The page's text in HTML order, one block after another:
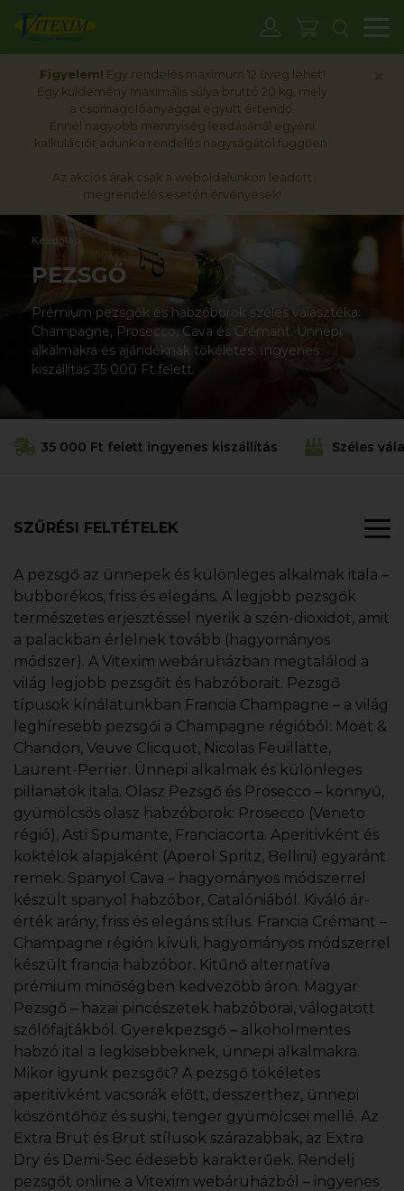
Figyelem! Egy rendelés maximum 12 üveg lehet!
Egy küldemény maximális súlya bruttó 20 kg, mely
a csomagolóanyaggal együtt értendő.
Ennél nagyobb mennyiség leadásánál egyéni
kalkulációt adunk a rendelés nagyságától függően.
Az akciós árak csak a weboldalunkon leadott
megrendelés esetén érvényesek!
Kezdőlap
PEZSGŐ
Prémium pezsgők és habzóborok széles választéka:
Champagne, Prosecco, Cava és Crémant. Ünnepi
alkalmakra és ajándéknak tökéletes. Ingyenes
kiszállítás 35 000 Ft felett.
35 000 Ft felett ingyenes kiszállítás Széles
SZŰRÉSI FELTÉTELEK
A pezsgő az ünnepek és különleges alkalmak itala –
bubborékos, friss és elegáns. A legjobb pezsgők
természetes erjesztéssel nyerik a szén-dioxidot, amit
a palackban érlelnek tovább (hagyományos
módszer). A Vitexim webáruházban megtalálod a
világ legjobb pezsgőit és habzóborait. Pezsgő
típusok kínálatunkban Francia Champagne – a világ
leghíresebb pezsgői a Champagne régióból: Moët &
Chandon, Veuve Clicquot, Nicolas Feuillatte,
Laurent-Perrier. Ünnepi alkalmak és különleges
pillanatok itala. Olasz Pezsgő és Prosecco – könnyű,
gyümölcsös olasz habzóborok: Prosecco (Veneto
régió), Asti Spumante, Franciacorta. Aperitivként és
koktélok alapjaként (Aperol Spritz, Bellini) egyaránt
remek. Spanyol Cava – hagyományos módszerrel
készült spanyol habzóbor, Catalóniából. Kiváló ár-
érték arány, friss és elegáns stílus. Francia Crémant –
Champagne régión kívüli, hagyományos módszerrel
készült francia habzóbor. Kitűnő alternatíva
prémium minőségben kedvezőbb áron. Magyar
Pezsgő – hazai pincészetek habzóborai, válogatott
szőlőfajtákból. Gyerekpezsgő – alkoholmentes
habzó ital a legkisebbeknek, ünnepi alkalmakra.
Mikor igyunk pezsgőt? A pezsgő tökéletes
aperitivként vacsorák előtt, desszerthez, ünnepi
köszöntőhöz és sushi, tenger gyümölcsei mellé. Az
Extra Brut és Brut stílusok szárazabbak, az Extra
Dry és Demi-Sec édesebb karakterűek. Rendelj
pezsgőt online a Vitexim webáruházból – ingyenes